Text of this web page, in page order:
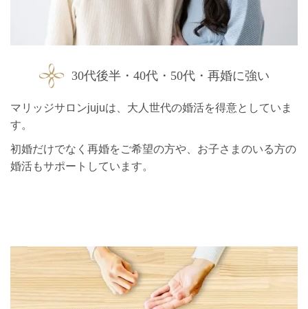
30代後半・40代・50代・再婚に強い
マリッジサロンjujuは、大人世代の婚活を得意としていま
す。
初婚だけでなく再婚をご希望の方や、お子さまのいる方の
婚活もサポートしています。